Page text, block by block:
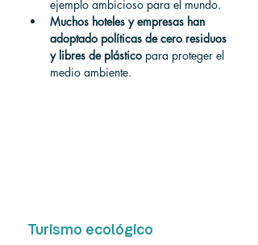
ejemplo ambicioso para el mundo.
Muchos hoteles y empresas han
adoptado políticas de cero residuos
y libres de plástico para proteger el
medio ambiente.
Turismo ecológico